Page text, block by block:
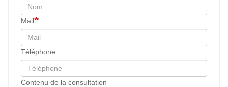
Mail
Téléphone
Contenu de la consultation